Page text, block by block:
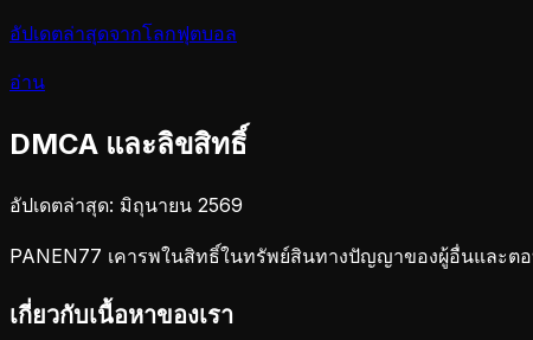
อัปเดตล่าสุดจากโลกฟุตบอล
อ่าน
DMCA และลิขสิทธิ์
อัปเดตล่าสุด: มิถุนายน 2569
PANEN77 เคารพในสิทธิ์ในทรัพย์สินทางปัญญาของผู้อื่นและต
เกี่ยวกับเนื้อหาของเรา